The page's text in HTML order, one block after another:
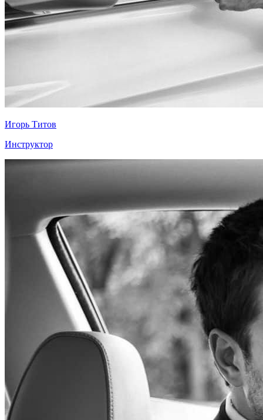
Игорь Титов
Инструктор